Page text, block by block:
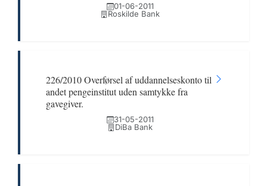
01-06-2011
Roskilde Bank
226/2010 Overførsel af uddannelseskonto til
andet pengeinstitut uden samtykke fra
gavegiver.
31-05-2011
DiBa Bank